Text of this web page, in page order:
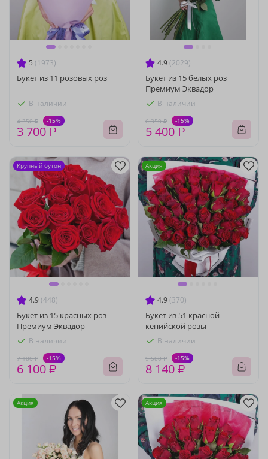
5 (1973)
Букет из 11 розовых роз
В наличии
4 350 ₽ -15%
3 700 ₽
4.9 (2029)
Букет из 15 белых роз
Премиум Эквадор
В наличии
6 350 ₽ -15%
5 400 ₽
4.9 (448)
Букет из 15 красных роз
Премиум Эквадор
В наличии
7 180 ₽ -15%
6 100 ₽
Крупный бутон
4.9 (370)
Букет из 51 красной
кенийской розы
В наличии
9 580 ₽ -15%
8 140 ₽
Акция
Акция Акция